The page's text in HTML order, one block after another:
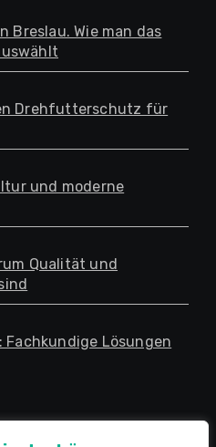
Breslau. Wie man das
Drehfutterschutz für
und moderne
Qualität und
Lösungen